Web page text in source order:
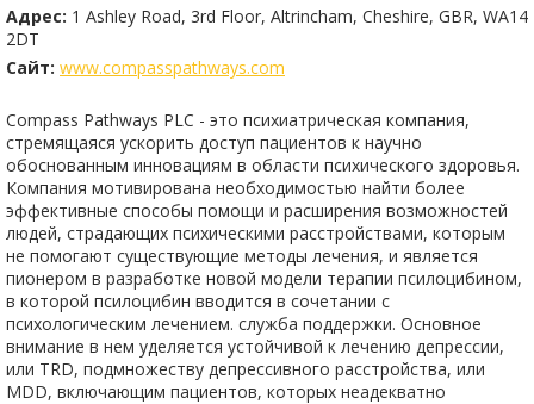
Адрес: 1 Ashley Road, 3rd Floor, Altrincham, Cheshire, GBR, WA14
2DT
Сайт: www.compasspathways.com
Compass Pathways PLC - это психиатрическая компания,
стремящаяся ускорить доступ пациентов к научно
обоснованным инновациям в области психического здоровья.
Компания мотивирована необходимостью найти более
эффективные способы помощи и расширения возможностей
людей, страдающих психическими расстройствами, которым
не помогают существующие методы лечения, и является
пионером в разработке новой модели терапии псилоцибином,
в которой псилоцибин вводится в сочетании с
психологическим лечением. служба поддержки. Основное
внимание в нем уделяется устойчивой к лечению депрессии,
или TRD, подмножеству депрессивного расстройства, или
MDD, включающим пациентов, которых неадекватно